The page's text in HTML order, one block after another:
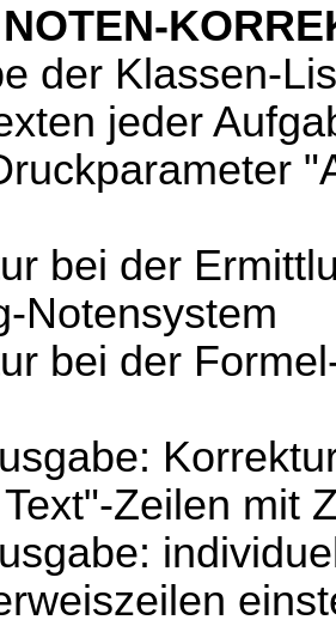
der Klassen-
jeder
bei der
Notensystem
bei der
Zeilen mit